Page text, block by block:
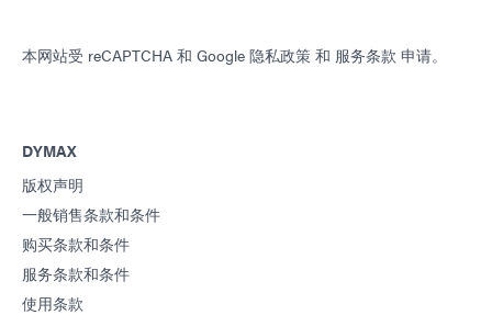
本网站受 reCAPTCHA 和 Google 隐私政策 和 服务条款 申请。
DYMAX
版权声明
一般销售条款和条件
购买条款和条件
服务条款和条件
使用条款